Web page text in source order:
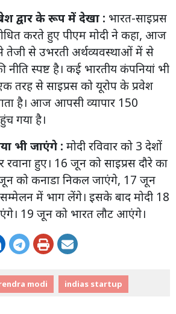
द्वार के रूप में देखा : भारत-साइप्रस
करते हुए पीएम मोदी ने कहा, आज
तेजी से उभरती अर्थव्यवस्थाओं में से
स्पष्ट है। कई भारतीय कंपनियां भी
तरह से साइप्रस को यूरोप के प्रवेश
है। आज आपसी व्यापार 150
गया है।
भी जाएंगे : मोदी रविवार को 3 देशों
रवाना हुए। 16 जून को साइप्रस दौरे का
जून को कनाडा निकल जाएंगे, 17 जून
में भाग लेंगे। इसके बाद मोदी 18
19 जून को भारत लौट आएंगे।
modi indias startup